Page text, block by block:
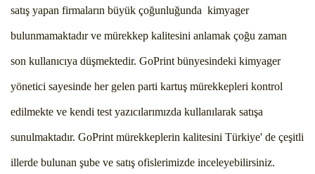
satış yapan firmaların büyük çoğunluğunda kimyager
bulunmamaktadır ve mürekkep kalitesini anlamak çoğu zaman
son kullanıcıya düşmektedir. GoPrint bünyesindeki kimyager
yönetici sayesinde her gelen parti kartuş mürekkepleri kontrol
edilmekte ve kendi test yazıcılarımızda kullanılarak satışa
sunulmaktadır. GoPrint mürekkeplerin kalitesini Türkiye' de çeşitli
illerde bulunan şube ve satış ofislerimizde inceleyebilirsiniz.